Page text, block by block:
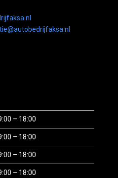
– 18:00
– 18:00
– 18:00
– 18:00